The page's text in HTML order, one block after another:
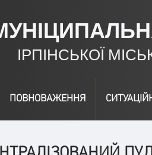
ІРПІНСЬКОЇ
ПОВНОВАЖЕННЯ